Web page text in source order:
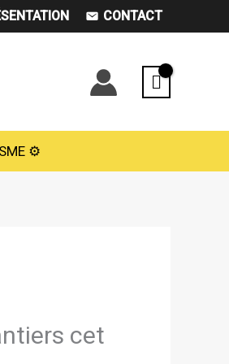
CONTACT
⚙️
cet